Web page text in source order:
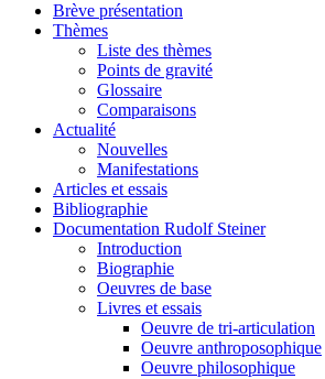
Brève présentation
Thèmes
Liste des thèmes
Points de gravité
Glossaire
Comparaisons
Actualité
Nouvelles
Manifestations
Articles et essais
Bibliographie
Documentation Rudolf Steiner
Introduction
Biographie
Oeuvres de base
Livres et essais
Oeuvre de tri-articulation
Oeuvre anthroposophique
Oeuvre philosophique